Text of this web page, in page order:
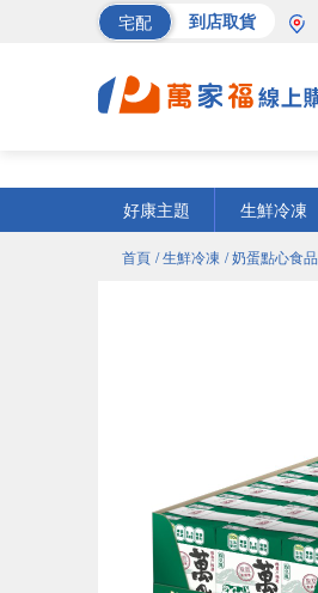
宅配 到店取貨
好康主題
生鮮冷凍
首頁 / 生鮮冷凍 / 奶蛋點心食品